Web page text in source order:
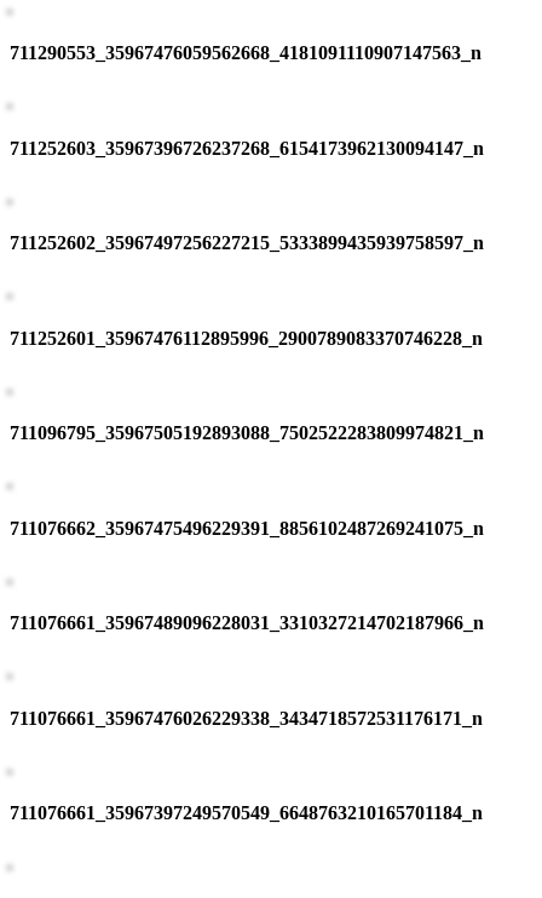
711290553_35967476059562668_4181091110907147563_n
711252603_35967396726237268_6154173962130094147_n
711252602_35967497256227215_5333899435939758597_n
711252601_35967476112895996_2900789083370746228_n
711096795_35967505192893088_7502522283809974821_n
711076662_35967475496229391_8856102487269241075_n
711076661_35967489096228031_3310327214702187966_n
711076661_35967476026229338_3434718572531176171_n
711076661_35967397249570549_6648763210165701184_n